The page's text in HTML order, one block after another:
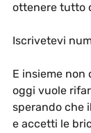
ottenere tutto
Iscrivetevi
E insieme non
oggi vuole
sperando che
e accetti le